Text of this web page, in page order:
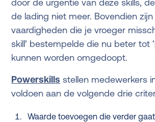
door de urgentie van deze skills,
de lading niet meer. Bovendien
vaardigheden die je vroeger
skill’ bestempelde die nu beter tot
kunnen worden omgedoopt.
Powerskills stellen medewerkers
voldoen aan de volgende drie
Waarde toevoegen die verder